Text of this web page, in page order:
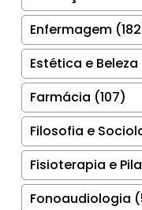
Enfermagem
Estética e
Farmácia (107)
Filosofia e
Fisioterapia e
Fonoaudiologia